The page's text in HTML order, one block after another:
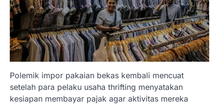
Polemik impor pakaian bekas kembali mencuat
setelah para pelaku usaha thrifting menyatakan
kesiapan membayar pajak agar aktivitas mereka